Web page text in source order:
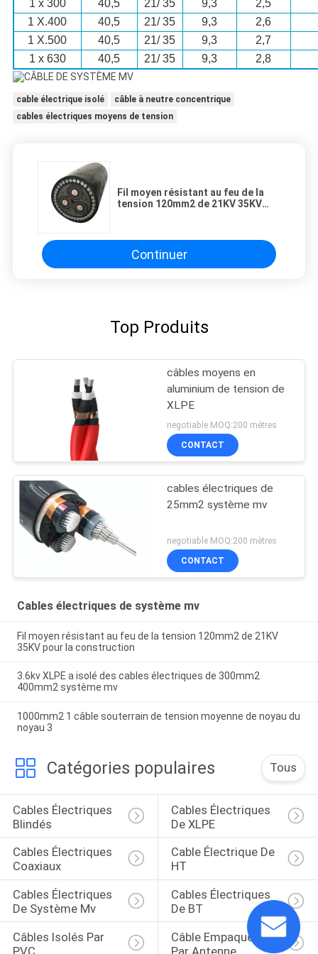
1 x 300
40,5 21/ 35 9,3
2,5
1 X.400
40,5 21/ 35 9,3
2,6
1 X.500
40,5 21/ 35 9,3
2,7
1 x 630
40,5 21/ 35 9,3 2,8
cable électrique isolé
câble à neutre concentrique
cables électriques moyens de tension
Fil moyen résistant au feu de la
tension 120mm2 de 21KV 35KV
Continuer
Top Produits
câbles moyens en
aluminium de tension de
XLPE
negotiable MOQ:200 mètres
CONTACT
cables électriques de
25mm2 système mv
negotiable MOQ:200 mètres
CONTACT
Cables électriques de système mv
Fil moyen résistant au feu de la tension 120mm2 de 21KV
35KV pour la construction
3.6kv XLPE a isolé des cables électriques de 300mm2
400mm2 système mv
1000mm2 1 câble souterrain de tension moyenne de noyau du
noyau 3
Catégories populaires Tous
Cables Électriques
Blindés
Cables Électriques
De XLPE
Cables Électriques
Coaxiaux
Cable Électrique De
HT
Cables Électriques
De Système Mv
Cables Électriques
De BT
Câbles Isolés Par
PVC
Câble Empaqueté
Par Antenne